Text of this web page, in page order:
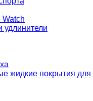
жидкие покрытия для